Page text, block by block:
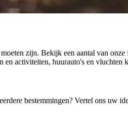
zijn. Bekijk een aantal van
activiteiten, huurauto's en vluchten
bestemmingen? Vertel ons uw